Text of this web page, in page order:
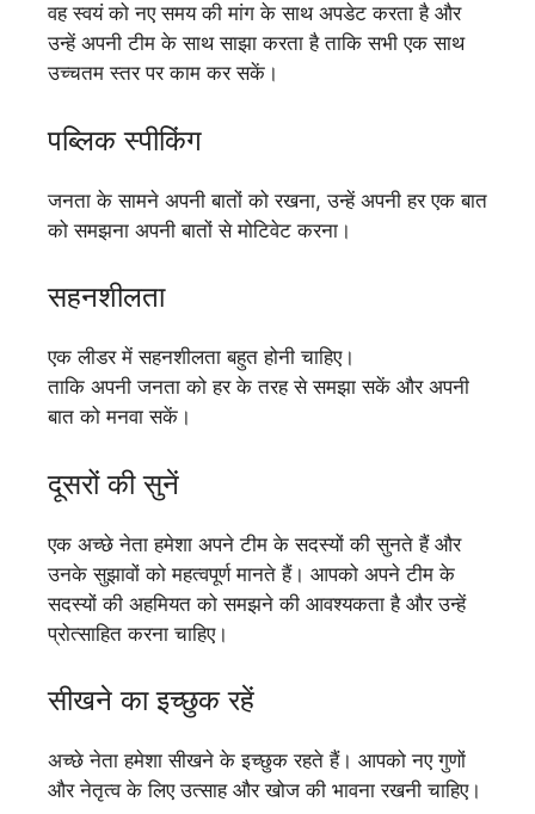
वह स्वयं को नए समय की मांग के साथ अपडेट करता है और
उन्हें अपनी टीम के साथ साझा करता है ताकि सभी एक साथ
उच्चतम स्तर पर काम कर सकें।
पब्लिक स्पीकिंग
जनता के सामने अपनी बातों को रखना, उन्हें अपनी हर एक बात
को समझना अपनी बातों से मोटिवेट करना।
सहनशीलता
एक लीडर में सहनशीलता बहुत होनी चाहिए।
ताकि अपनी जनता को हर के तरह से समझा सकें और अपनी
बात को मनवा सकें।
दूसरों की सुनें
एक अच्छे नेता हमेशा अपने टीम के सदस्यों की सुनते हैं और
उनके सुझावों को महत्वपूर्ण मानते हैं। आपको अपने टीम के
सदस्यों की अहमियत को समझने की आवश्यकता है और उन्हें
प्रोत्साहित करना चाहिए।
सीखने का इच्छुक रहें
अच्छे नेता हमेशा सीखने के इच्छुक रहते हैं। आपको नए गुणों
और नेतृत्व के लिए उत्साह और खोज की भावना रखनी चाहिए।